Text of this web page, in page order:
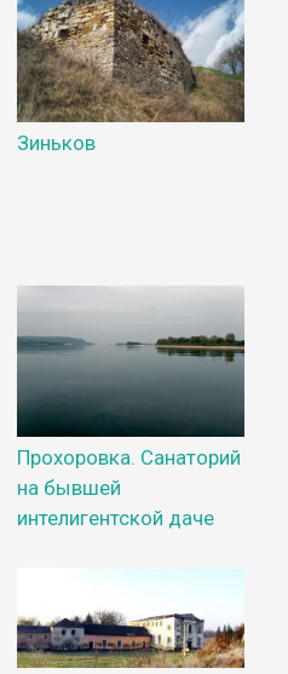
Зиньков
Прохоровка. Санаторий
на бывшей
интелигентской даче